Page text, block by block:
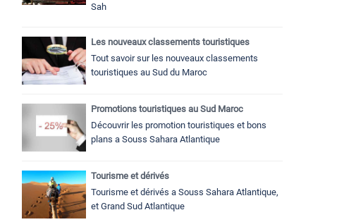
Sah
Les nouveaux classements touristiques
Tout savoir sur les nouveaux classements
touristiques au Sud du Maroc
Promotions touristiques au Sud Maroc
Découvrir les promotion touristiques et bons
plans a Souss Sahara Atlantique
Tourisme et dérivés
Tourisme et dérivés a Souss Sahara Atlantique,
et Grand Sud Atlantique